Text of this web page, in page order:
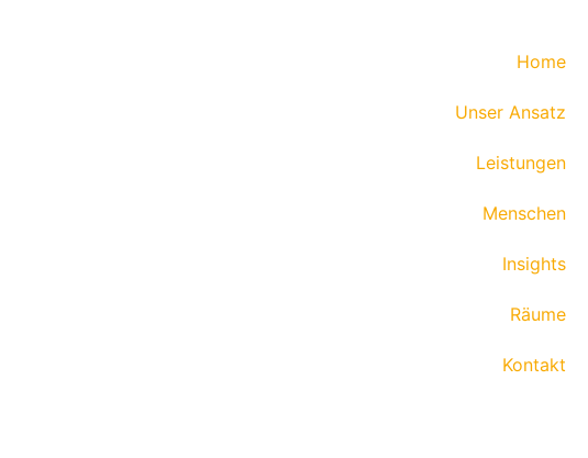
Home
Unser Ansatz
Leistungen
Menschen
Insights
Räume
Kontakt